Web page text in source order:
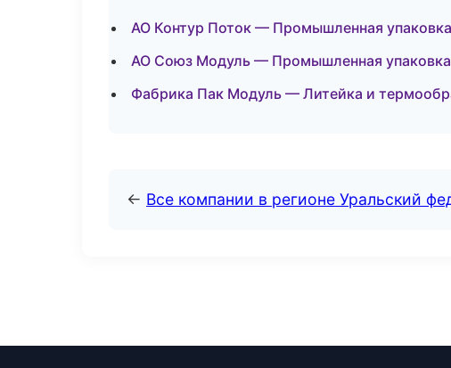
АО Контур Поток — Промышленная
АО Союз Модуль — Промышленная упаковка
Фабрика Пак Модуль — Литейка и
← Все компании в регионе Уральский